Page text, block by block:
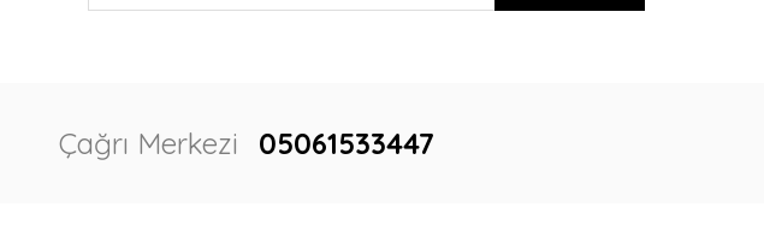
Çağrı Merkezi 05061533447